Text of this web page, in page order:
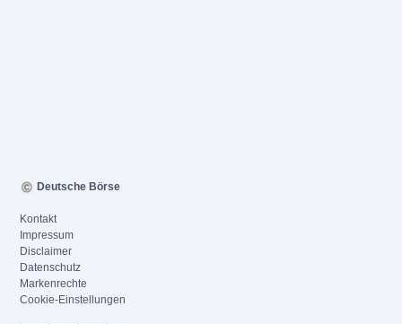
Deutsche Börse
Kontakt
Impressum
Disclaimer
Datenschutz
Markenrechte
Cookie-Einstellungen